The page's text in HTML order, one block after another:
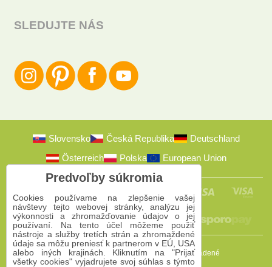
SLEDUJTE NÁS
Slovensko Česká Republika
Deutschland
Österreich
Polska European Union
2009-2026 © Bomba s.r.o.Všetky práva vyhradené
Predvoľby súkromia
Cookies používame na zlepšenie vašej
návštevy tejto webovej stránky, analýzu jej
výkonnosti a zhromažďovanie údajov o jej
používaní. Na tento účel môžeme použiť
nástroje a služby tretích strán a zhromaždené
údaje sa môžu preniesť k partnerom v EÚ, USA
alebo iných krajinách. Kliknutím na "Prijať
všetky cookies" vyjadrujete svoj súhlas s týmto